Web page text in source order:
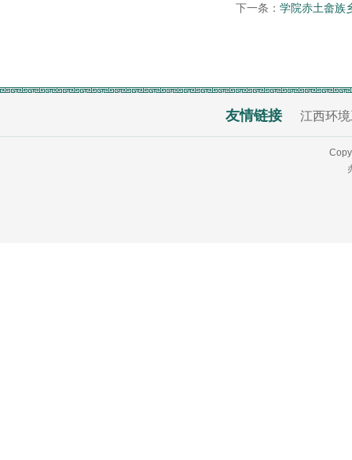
下一条： 学院赤土畲族
友情链接 江西环